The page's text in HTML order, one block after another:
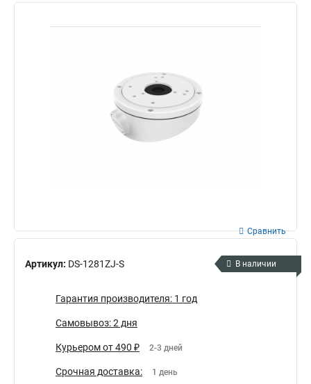
Артикул: DS-1281ZJ-S
Сравнить
В наличии
Гарантия производителя: 1 год
Самовывоз: 2 дня
Курьером от 490 ₽ 2-3 дней
Срочная доставка: 1 день